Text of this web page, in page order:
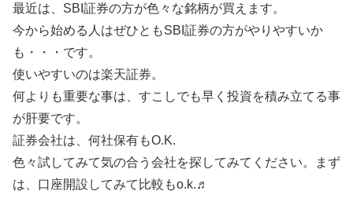
最近は、SBI証券の方が色々な銘柄が買えます。
今から始める人はぜひともSBI証券の方がやりやすいか
も・・・です。
使いやすいのは楽天証券。
何よりも重要な事は、すこしでも早く投資を積み立てる事
が肝要です。
証券会社は、何社保有もO.K.
色々試してみて気の合う会社を探してみてください。まず
は、口座開設してみて比較もo.k.♬